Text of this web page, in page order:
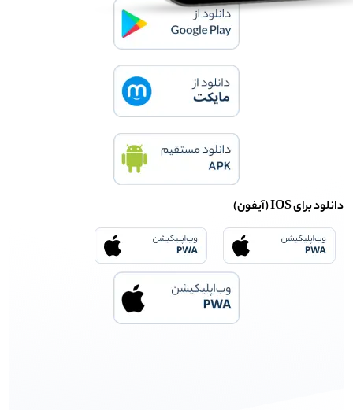
دانلود برای IOS (آیفون)